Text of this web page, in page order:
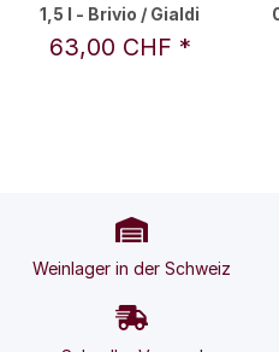
1,5 l - Brivio / Gialdi
63,00 CHF *
Weinlager in der Schweiz